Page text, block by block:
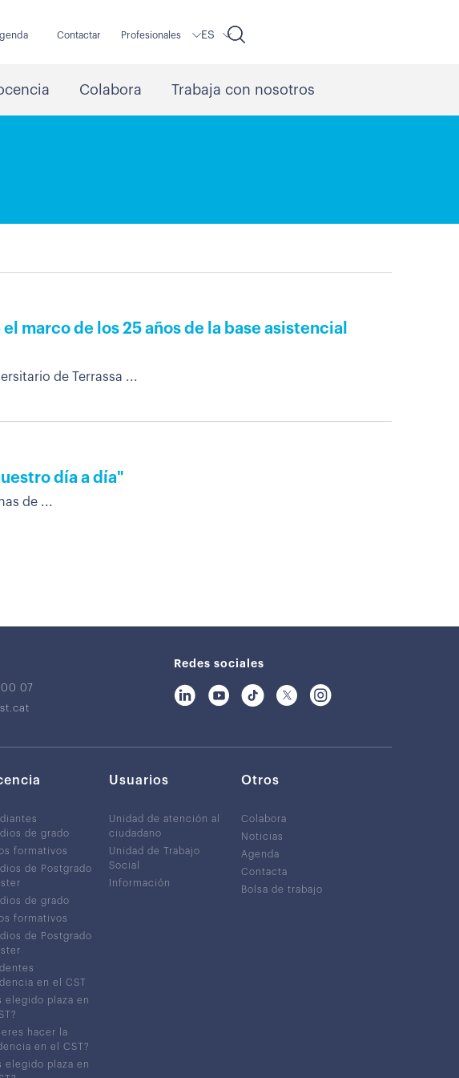
Contactar Profesionales ES
Colabora Trabaja con nosotros
marco de los 25 años de la base asistencial
de Terrassa ...
día a día"
de ...
00 07
Redes sociales
de grado
formativos
de Postgrado
de grado
formativos
de Postgrado
en el CST
elegido plaza en
hacer la
en el CST?
elegido plaza en
Usuarios
Unidad de atención al
ciudadano
Unidad de Trabajo
Social
Información
Otros
Colabora
Noticias
Agenda
Contacta
Bolsa de trabajo